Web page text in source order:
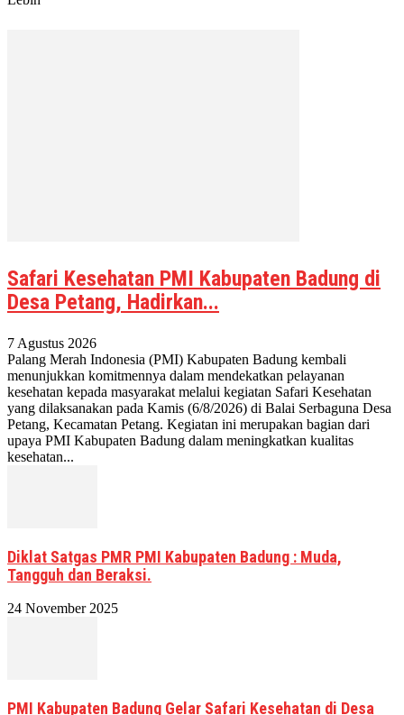
Safari Kesehatan PMI Kabupaten Badung di
Desa Petang, Hadirkan...
7 Agustus 2026
Palang Merah Indonesia (PMI) Kabupaten Badung kembali
menunjukkan komitmennya dalam mendekatkan pelayanan
kesehatan kepada masyarakat melalui kegiatan Safari Kesehatan
yang dilaksanakan pada Kamis (6/8/2026) di Balai Serbaguna Desa
Petang, Kecamatan Petang. Kegiatan ini merupakan bagian dari
upaya PMI Kabupaten Badung dalam meningkatkan kualitas
kesehatan...
Diklat Satgas PMR PMI Kabupaten Badung : Muda,
Tangguh dan Beraksi.
24 November 2025
PMI Kabupaten Badung Gelar Safari Kesehatan di Desa